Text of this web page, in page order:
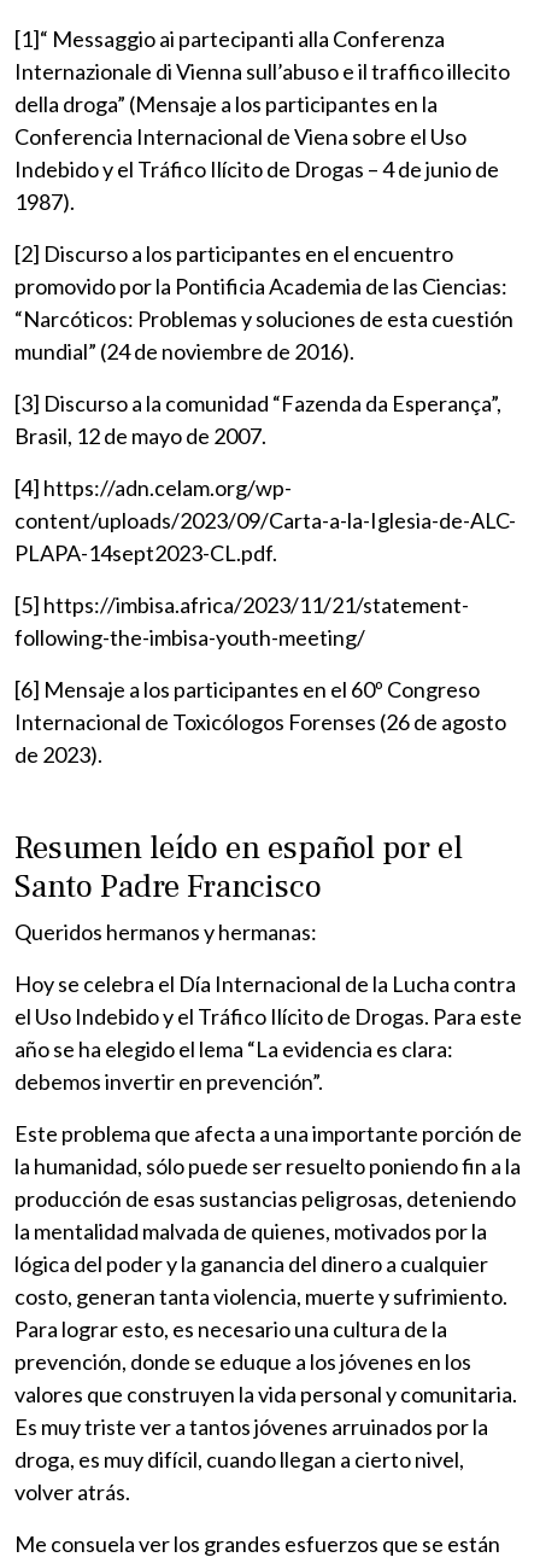
[1]“ Messaggio ai partecipanti alla Conferenza
Internazionale di Vienna sull’abuso e il traffico illecito
della droga” (Mensaje a los participantes en la
Conferencia Internacional de Viena sobre el Uso
Indebido y el Tráfico Ilícito de Drogas – 4 de junio de
1987).
[2] Discurso a los participantes en el encuentro
promovido por la Pontificia Academia de las Ciencias:
“Narcóticos: Problemas y soluciones de esta cuestión
mundial” (24 de noviembre de 2016).
[3] Discurso a la comunidad “Fazenda da Esperança”,
Brasil, 12 de mayo de 2007.
[4] https://adn.celam.org/wp-
content/uploads/2023/09/Carta-a-la-Iglesia-de-ALC-
PLAPA-14sept2023-CL.pdf.
[5] https://imbisa.africa/2023/11/21/statement-
following-the-imbisa-youth-meeting/
[6] Mensaje a los participantes en el 60º Congreso
Internacional de Toxicólogos Forenses (26 de agosto
de 2023).
Resumen leído en español por el
Santo Padre Francisco
Queridos hermanos y hermanas:
Hoy se celebra el Día Internacional de la Lucha contra
el Uso Indebido y el Tráfico Ilícito de Drogas. Para este
año se ha elegido el lema “La evidencia es clara:
debemos invertir en prevención”.
Este problema que afecta a una importante porción de
la humanidad, sólo puede ser resuelto poniendo fin a la
producción de esas sustancias peligrosas, deteniendo
la mentalidad malvada de quienes, motivados por la
lógica del poder y la ganancia del dinero a cualquier
costo, generan tanta violencia, muerte y sufrimiento.
Para lograr esto, es necesario una cultura de la
prevención, donde se eduque a los jóvenes en los
valores que construyen la vida personal y comunitaria.
Es muy triste ver a tantos jóvenes arruinados por la
droga, es muy difícil, cuando llegan a cierto nivel,
volver atrás.
Me consuela ver los grandes esfuerzos que se están